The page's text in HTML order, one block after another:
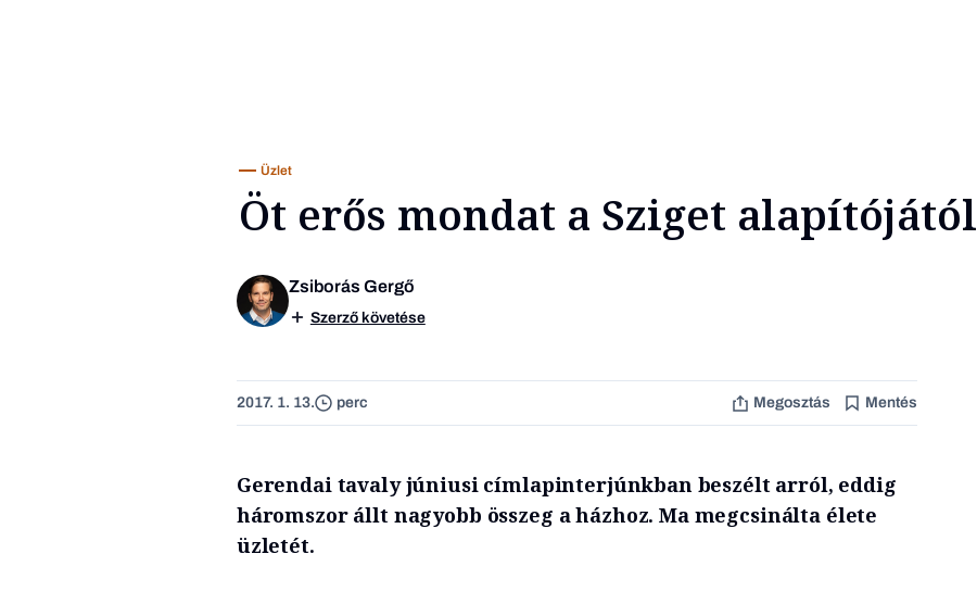
Üzlet
Öt erős mondat a Sziget alapítójától
Zsiborás Gergő
Szerző követése
2017. 1. 13. perc Megosztás Mentés
Gerendai tavaly júniusi címlapinterjúnkban beszélt arról, eddig
háromszor állt nagyobb összeg a házhoz. Ma megcsinálta élete
üzletét.